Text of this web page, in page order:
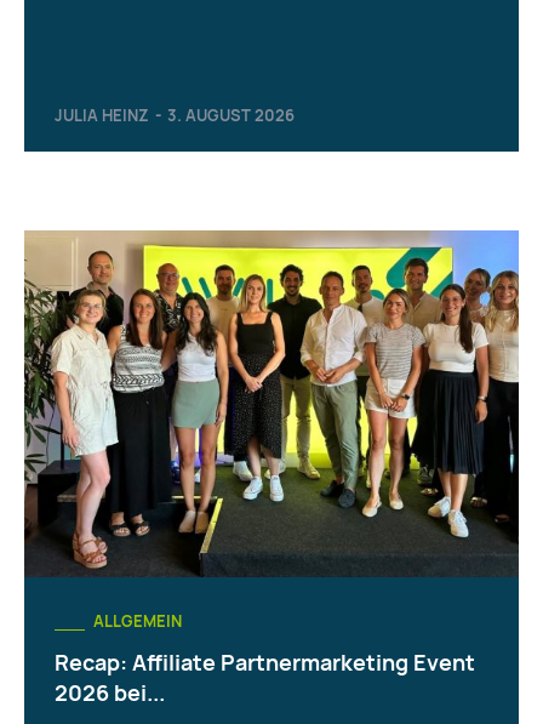
JULIA HEINZ - 3. AUGUST 2026
ALLGEMEIN
Recap: Affiliate Partnermarketing Event
2026 bei...